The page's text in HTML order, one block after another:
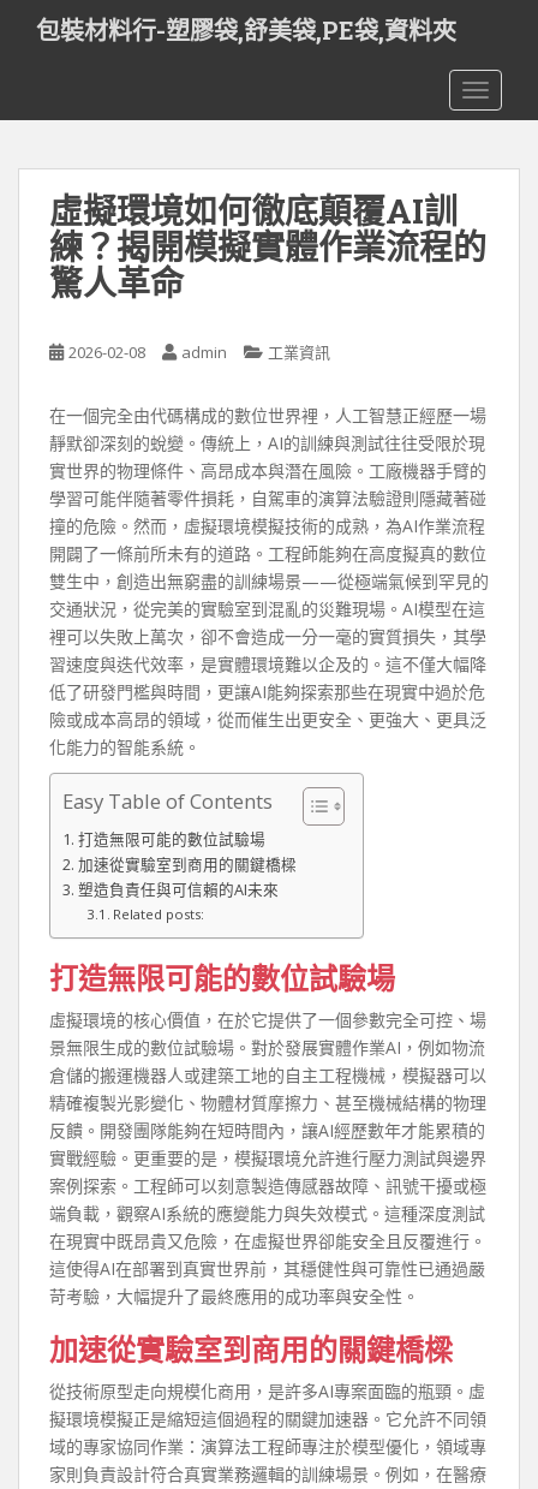
t
包裝材料行-塑膠袋,舒美袋,PE袋,資料夾
虛擬環境如何徹底顛覆AI訓
練？揭開模擬實體作業流程的
驚人革命
2026-02-08 admin 工業資訊
在一個完全由代碼構成的數位世界裡，人工智慧正經歷一場
靜默卻深刻的蛻變。傳統上，AI的訓練與測試往往受限於現
實世界的物理條件、高昂成本與潛在風險。工廠機器手臂的
學習可能伴隨著零件損耗，自駕車的演算法驗證則隱藏著碰
撞的危險。然而，虛擬環境模擬技術的成熟，為AI作業流程
開闢了一條前所未有的道路。工程師能夠在高度擬真的數位
雙生中，創造出無窮盡的訓練場景——從極端氣候到罕見的
交通狀況，從完美的實驗室到混亂的災難現場。AI模型在這
裡可以失敗上萬次，卻不會造成一分一毫的實質損失，其學
習速度與迭代效率，是實體環境難以企及的。這不僅大幅降
低了研發門檻與時間，更讓AI能夠探索那些在現實中過於危
險或成本高昂的領域，從而催生出更安全、更強大、更具泛
化能力的智能系統。
Easy Table of Contents
打造無限可能的數位試驗場
加速從實驗室到商用的關鍵橋樑
塑造負責任與可信賴的AI未來
Related posts:
打造無限可能的數位試驗場
虛擬環境的核心價值，在於它提供了一個參數完全可控、場
景無限生成的數位試驗場。對於發展實體作業AI，例如物流
倉儲的搬運機器人或建築工地的自主工程機械，模擬器可以
精確複製光影變化、物體材質摩擦力、甚至機械結構的物理
反饋。開發團隊能夠在短時間內，讓AI經歷數年才能累積的
實戰經驗。更重要的是，模擬環境允許進行壓力測試與邊界
案例探索。工程師可以刻意製造傳感器故障、訊號干擾或極
端負載，觀察AI系統的應變能力與失效模式。這種深度測試
在現實中既昂貴又危險，在虛擬世界卻能安全且反覆進行。
這使得AI在部署到真實世界前，其穩健性與可靠性已通過嚴
苛考驗，大幅提升了最終應用的成功率與安全性。
加速從實驗室到商用的關鍵橋樑
從技術原型走向規模化商用，是許多AI專案面臨的瓶頸。虛
擬環境模擬正是縮短這個過程的關鍵加速器。它允許不同領
域的專家協同作業：演算法工程師專注於模型優化，領域專
家則負責設計符合真實業務邏輯的訓練場景。例如，在醫療